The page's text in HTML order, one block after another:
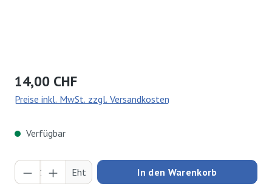
Regulärer Preis:
14,00 CHF
Preise inkl. MwSt. zzgl. Versandkosten
Verfügbar
Produkt Anzahl: Gib den gewünschten Wert
Eht In den Warenkorb